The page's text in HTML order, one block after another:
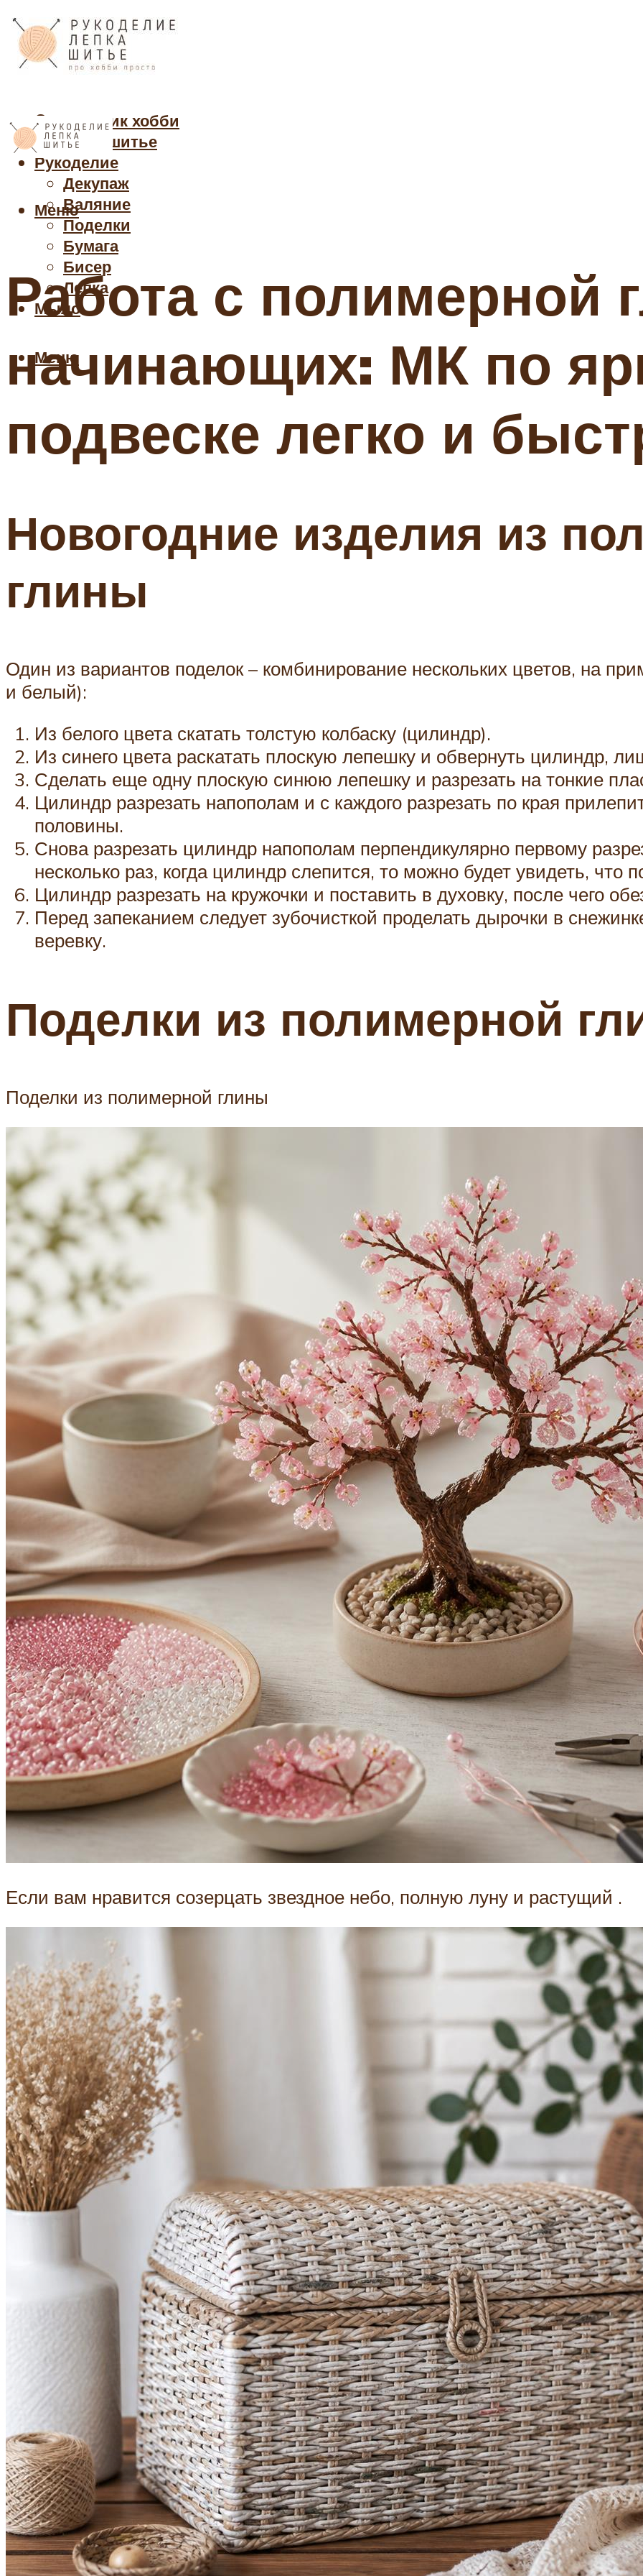
Cправочник хобби
Кройка и шитье
Рукоделие
Декупаж
Валяние
Поделки
Бумага
Бисер
Лепка
Мыло
Меню
Меню
Работа с полимерной
начинающих: МК по
подвеске легко и
Новогодние изделия из
глины
Один из вариантов поделок – комбинирование нескольких цветов, на
и белый):
Из белого цвета скатать толстую колбаску (цилиндр).
Из синего цвета раскатать плоскую лепешку и обвернуть цилиндр,
Сделать еще одну плоскую синюю лепешку и разрезать на тонкие
Цилиндр разрезать напополам и с каждого разрезать по края
половины.
Снова разрезать цилиндр напополам перпендикулярно первому
несколько раз, когда цилиндр слепится, то можно будет увидеть, что
Цилиндр разрезать на кружочки и поставить в духовку, после чего
Перед запеканием следует зубочисткой проделать дырочки в
веревку.
Поделки из полимерной
Поделки из полимерной глины
Если вам нравится созерцать звездное небо, полную луну и растущий .